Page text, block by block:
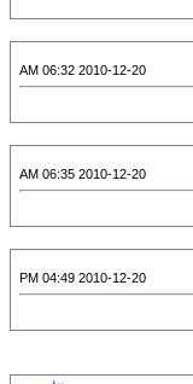
2010-12-20 06:32 AM
2010-12-20 06:35 AM
2010-12-20 04:49 PM